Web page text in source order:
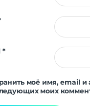
*
моё имя, email и
моих